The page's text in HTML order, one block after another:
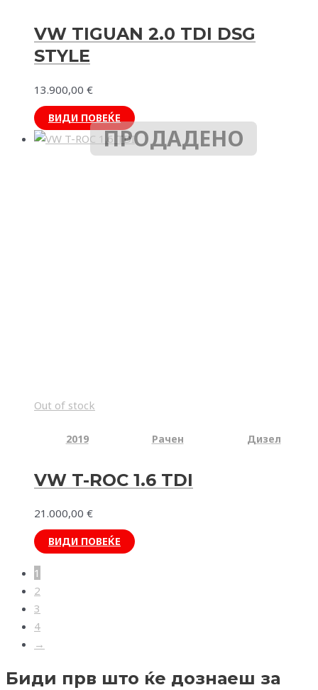
VW TIGUAN 2.0 TDI DSG
STYLE
13.900,00 €
ВИДИ ПОВЕЌЕ
ПРОДАДЕНО
Out of stock
2019 Рачен Дизел
VW T-ROC 1.6 TDI
21.000,00 €
ВИДИ ПОВЕЌЕ
1
2
3
4
→
Биди прв што ќе дознаеш за